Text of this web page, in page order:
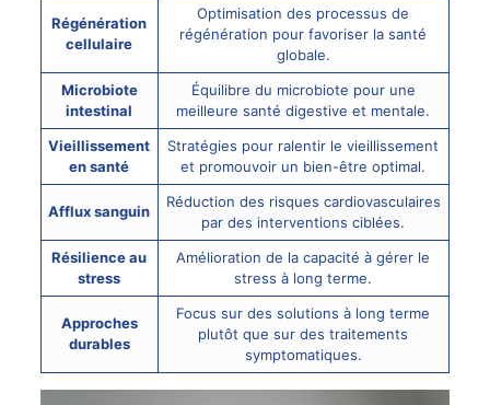
Régénération
cellulaire
Optimisation des processus de
régénération pour favoriser la santé
globale.
Microbiote
intestinal
Équilibre du microbiote pour une
meilleure santé digestive et mentale.
Vieillissement
en santé
Stratégies pour ralentir le vieillissement
et promouvoir un bien-être optimal.
Afflux sanguin
Réduction des risques cardiovasculaires
par des interventions ciblées.
Résilience au
stress
Amélioration de la capacité à gérer le
stress à long terme.
Approches
durables
Focus sur des solutions à long terme
plutôt que sur des traitements
symptomatiques.